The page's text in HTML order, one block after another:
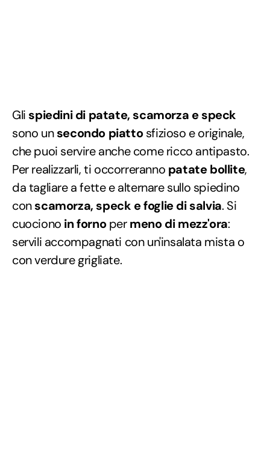
Gli spiedini di patate, scamorza e speck
sono unsecondo piattosfizioso e originale,
che puoi servire anche come ricco antipasto.
Per realizzarli, ti occorreranno patate bollite,
da tagliare a fette e alternare sullo spiedino
conscamorza, speck e foglie di salvia. Si
cuociono in fornopermeno di mezz'ora:
servili accompagnati con un'insalata mista o
con verdure grigliate.